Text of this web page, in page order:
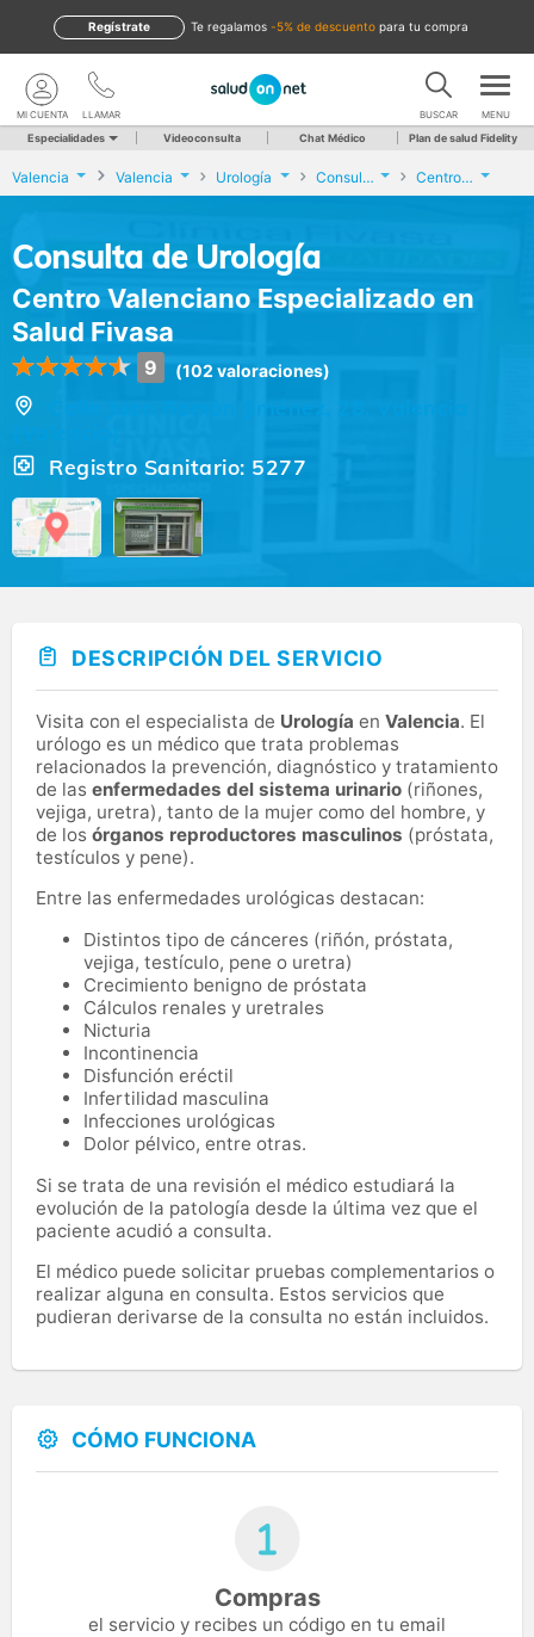
te regalamos -5% de descuento para tu compra
Regístrate
LLAMAR
MI CUENTA BUSCAR MENU
Especialidades Videoconsulta Chat Médico Plan de salud Fidelity
Valencia Valencia Urología Consulta de Urología Centro Valenciano Especializado en Salud Fivasa
Consulta de Urología
Centro Valenciano Especializado en
Salud Fivasa
9 (102 valoraciones)
Registro Sanitario: 5277
DESCRIPCIÓN DEL SERVICIO
Visita con el especialista de Urología en Valencia. El
urólogo es un médico que trata problemas
relacionados la prevención, diagnóstico y tratamiento
de las enfermedades del sistema urinario (riñones,
vejiga, uretra), tanto de la mujer como del hombre, y
de los órganos reproductores masculinos (próstata,
testículos y pene).
Entre las enfermedades urológicas destacan:
Distintos tipo de cánceres (riñón, próstata,
vejiga, testículo, pene o uretra)
Crecimiento benigno de próstata
Cálculos renales y uretrales
Nicturia
Incontinencia
Disfunción eréctil
Infertilidad masculina
Infecciones urológicas
Dolor pélvico, entre otras.
Si se trata de una revisión el médico estudiará la
evolución de la patología desde la última vez que el
paciente acudió a consulta.
El médico puede solicitar pruebas complementarios o
realizar alguna en consulta. Estos servicios que
pudieran derivarse de la consulta no están incluidos.
CÓMO FUNCIONA
Compras
el servicio y recibes un código en tu email